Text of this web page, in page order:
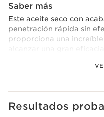
Saber más
Este aceite seco con
penetración rápida sin
proporciona una
Ideal para el descanso,
Es resistente al agua y
Resultados